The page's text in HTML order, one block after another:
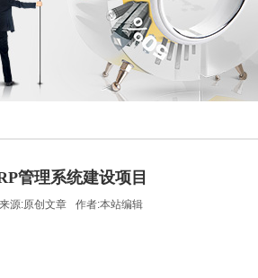
管理系统建设项目
源:原创文章 作者:本站编辑